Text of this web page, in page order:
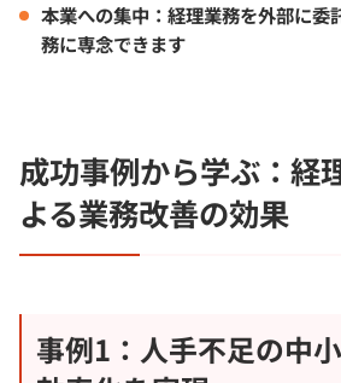
本業への集中：経理業務を外部に委
務に専念できます
成功事例から学ぶ：経
よる業務改善の効果
事例1：人手不足の中